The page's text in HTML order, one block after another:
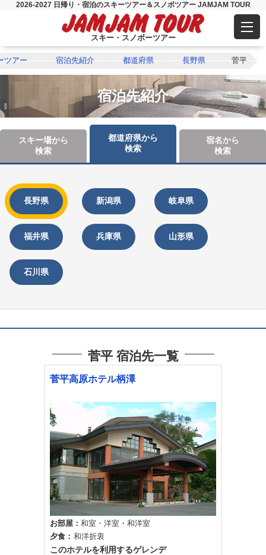
2026-2027 日帰り・宿泊のスキーツアー＆スノボツアー JAMJAM TOUR
スキー・スノボーツアー
ツアー 宿泊先紹介 都道府県 長野県 菅平
宿泊先紹介
スキー場から
検索
都道府県から
検索
長野県 新潟県 岐阜県
福井県 兵庫県 山形県
石川県
宿名から
検索
菅平 宿泊先一覧
菅平高原ホテル柄澤
お部屋 和室 洋室
和洋室
夕食
和洋折衷
このホテルを利用するゲレンデ